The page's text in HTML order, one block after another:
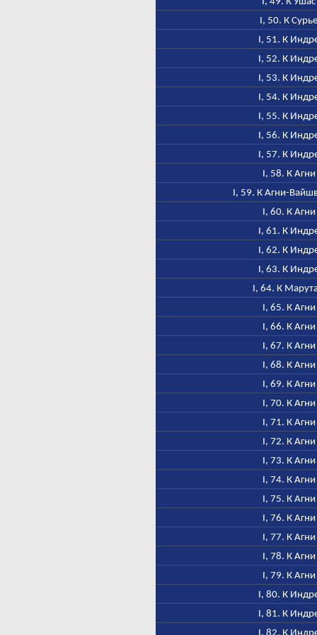
I, 50. К Сурье
I, 51. К
I, 52. К
I, 53. К
I, 54. К
I, 55. К
I, 56. К
I, 57. К
I, 58. К Агни
I, 59. К Агни-
I, 60. К Агни
I, 61. К
I, 62. К
I, 63. К
I, 64. К
I, 65. К Агни
I, 66. К Агни
I, 67. К Агни
I, 68. К Агни
I, 69. К Агни
I, 70. К Агни
I, 71. К Агни
I, 72. К Агни
I, 73. К Агни
I, 74. К Агни
I, 75. К Агни
I, 76. К Агни
I, 77. К Агни
I, 78. К Агни
I, 79. К Агни
I, 80. К
I, 81. К
I, 82. К